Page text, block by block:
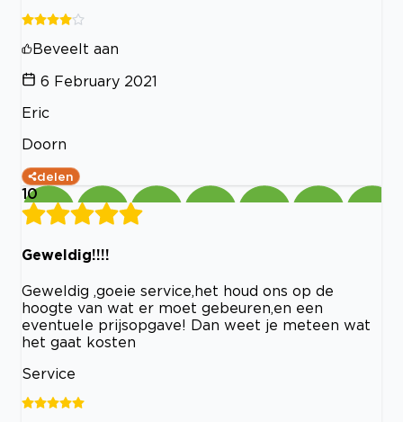
Beveelt aan
6 February 2021
Eric
Doorn
delen
10
Geweldig!!!!
Geweldig ,goeie service,het houd ons op de
hoogte van wat er moet gebeuren,en een
eventuele prijsopgave! Dan weet je meteen wat
het gaat kosten
Service